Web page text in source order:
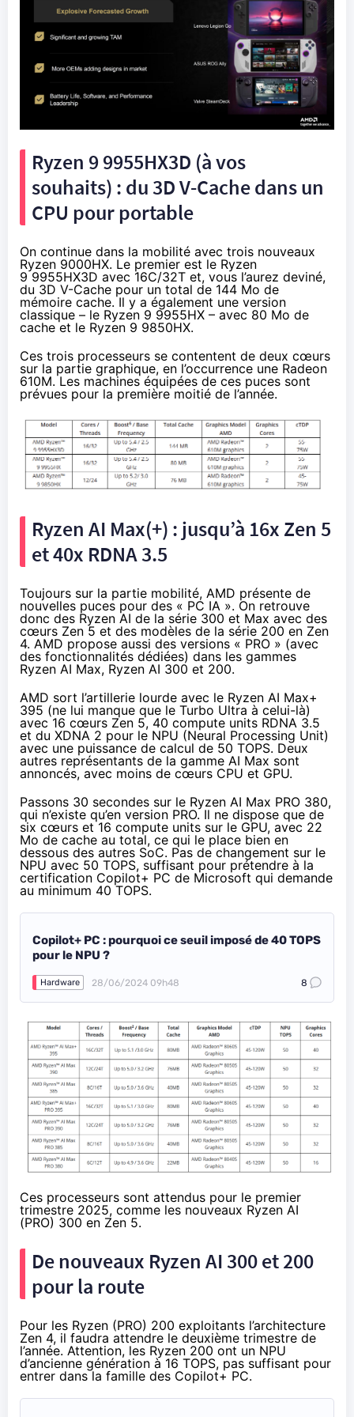
Ryzen 9 9955HX3D (à vos
souhaits) : du 3D V-Cache dans un
CPU pour portable
On continue dans la mobilité avec trois nouveaux
Ryzen 9000HX. Le premier est le Ryzen
9 9955HX3D avec 16C/32T et, vous l’aurez deviné,
du 3D V-Cache pour un total de 144 Mo de
mémoire cache. Il y a également une version
classique – le Ryzen 9 9955HX – avec 80 Mo de
cache et le Ryzen 9 9850HX.
Ces trois processeurs se contentent de deux cœurs
sur la partie graphique, en l’occurrence une Radeon
610M. Les machines équipées de ces puces sont
prévues pour la première moitié de l’année.
Ryzen AI Max(+) : jusqu’à 16x Zen 5
et 40x RDNA 3.5
Toujours sur la partie mobilité, AMD présente de
nouvelles puces pour des « PC IA ». On retrouve
donc des Ryzen AI de la série 300 et Max avec des
cœurs Zen 5 et des modèles de la série 200 en Zen
4. AMD propose aussi des versions « PRO » (avec
des fonctionnalités dédiées) dans les gammes
Ryzen AI Max, Ryzen AI 300 et 200.
AMD sort l’artillerie lourde avec le Ryzen AI Max+
395 (ne lui manque que le Turbo Ultra à celui-là)
avec 16 cœurs Zen 5, 40 compute units RDNA 3.5
et du XDNA 2 pour le NPU (Neural Processing Unit)
avec une puissance de calcul de 50 TOPS. Deux
autres représentants de la gamme AI Max sont
annoncés, avec moins de cœurs CPU et GPU.
Passons 30 secondes sur le Ryzen AI Max PRO 380,
qui n’existe qu’en version PRO. Il ne dispose que de
six cœurs et 16 compute units sur le GPU, avec 22
Mo de cache au total, ce qui le place bien en
dessous des autres SoC. Pas de changement sur le
NPU avec 50 TOPS, suffisant pour prétendre à la
certification Copilot+ PC de Microsoft qui demande
au minimum 40 TOPS.
Copilot+ PC : pourquoi ce seuil imposé de 40 TOPS
pour le NPU ?
Hardware 28/06/2024 09h48 8
Ces processeurs sont attendus pour le premier
trimestre 2025, comme les nouveaux Ryzen AI
(PRO) 300 en Zen 5.
De nouveaux Ryzen AI 300 et 200
pour la route
Pour les Ryzen (PRO) 200 exploitants l’architecture
Zen 4, il faudra attendre le deuxième trimestre de
l’année. Attention, les Ryzen 200 ont un NPU
d’ancienne génération à 16 TOPS, pas suffisant pour
entrer dans la famille des Copilot+ PC.